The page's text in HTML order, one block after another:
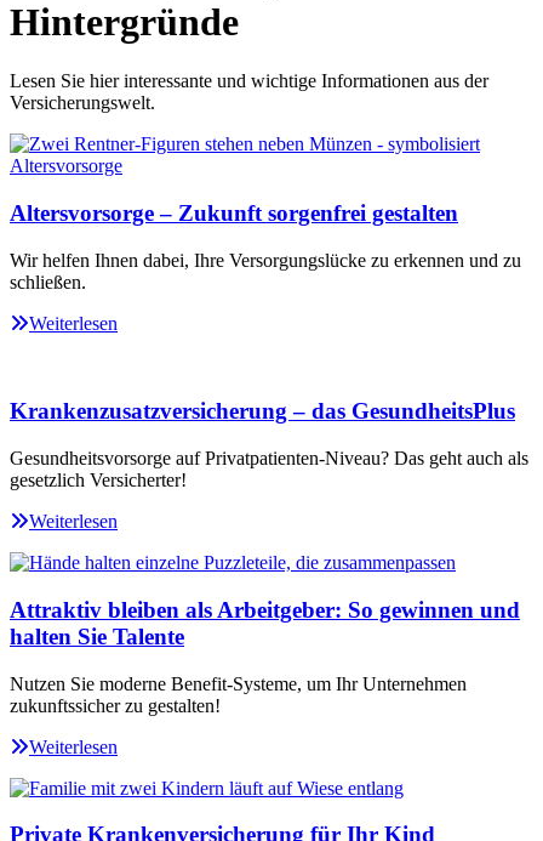
Hintergründe
Lesen Sie hier interessante und wichtige Informationen aus der
Versicherungswelt.
Altersvorsorge – Zukunft sorgenfrei gestalten
Wir helfen Ihnen dabei, Ihre Versorgungslücke zu erkennen und zu
schließen.
Weiterlesen
Krankenzusatzversicherung – das GesundheitsPlus
Gesundheitsvorsorge auf Privatpatienten-Niveau? Das geht auch als
gesetzlich Versicherter!
Weiterlesen
Attraktiv bleiben als Arbeitgeber: So gewinnen und
halten Sie Talente
Nutzen Sie moderne Benefit-Systeme, um Ihr Unternehmen
zukunftssicher zu gestalten!
Weiterlesen
Private Krankenversicherung für Ihr Kind